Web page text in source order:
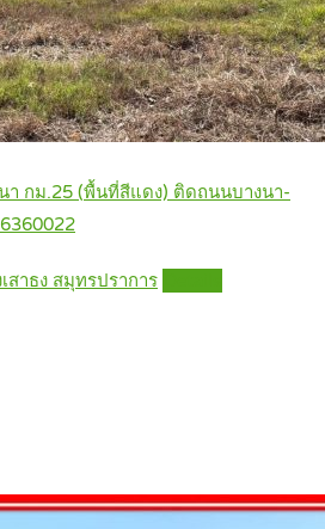
า กม.25 (พื้นที่สีแดง) ติดถนนบางนา-
สาธง สมุทรปราการ